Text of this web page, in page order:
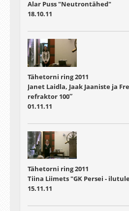
Alar Puss "Neutrontähed"
18.10.11
Tähetorni ring 2011
Janet Laidla, Jaak Jaaniste ja
refraktor 100″
01.11.11
Tähetorni ring 2011
Tiina Liimets "GK Persei -
15.11.11